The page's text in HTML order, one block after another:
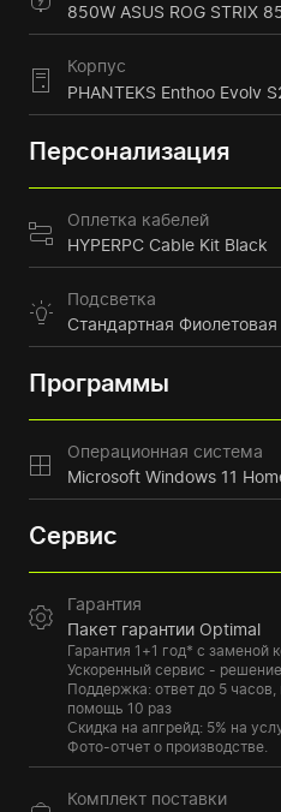
850W ASUS ROG STRIX
Корпус
PHANTEKS Enthoo Evolv
Персонализация
Оплетка кабелей
HYPERPC Cable Kit Black
Подсветка
Стандартная Фиолетовая
Программы
Операционная система
Microsoft Windows 11
Сервис
Гарантия
Пакет гарантии Optimal
Гарантия 1+1 год* с заменой
Ускоренный сервис -
Поддержка: ответ до 5 часов,
помощь 10 раз
Скидка на апгрейд: 5% на
Фото-отчет о производстве.
Комплект поставки